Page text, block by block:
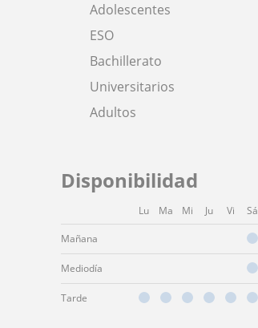
Adolescentes
ESO
Bachillerato
Universitarios
Adultos
Disponibilidad
Lu Ma Mi Ju Vi Sá
Mañana
Mediodía
Tarde